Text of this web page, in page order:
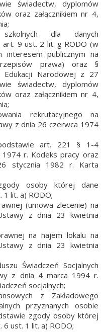
świadectw, dyplomów
oraz załącznikiem nr 4,
dla danych
art. 9 ust. 2 lit. g RODO (w
interesem publicznym na
prawa) oraz §
Edukacji Narodowej z 27
świadectw, dyplomów
oraz załącznikiem nr 4,
rekrutacyjnego na
z dnia 26 czerwca 1974
art. 221 § 1-4
r. Kodeks pracy oraz
stycznia 1982 r. Karta
osoby której dane
lit. a) RODO;
(umowa zlecenie) na
z dnia 23 kwietnia
na najem lokalu na
z dnia 23 kwietnia
Świadczeń Socjalnych
z dnia 4 marca 1994 r.
socjalnych;
z Zakładowego
przyznanych osobie
zgody osoby której
ust. 1 lit. a) RODO;